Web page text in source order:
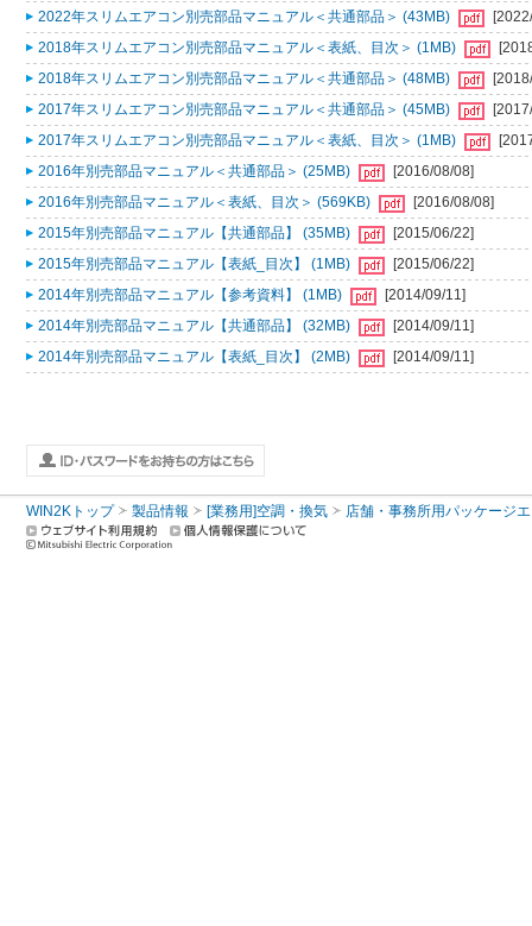
2022年スリムエアコン別売部品マニュアル＜共通部品＞ (43MB)
2018年スリムエアコン別売部品マニュアル＜表紙、目次＞ (1MB)
2018年スリムエアコン別売部品マニュアル＜共通部品＞ (48MB)
2017年スリムエアコン別売部品マニュアル＜共通部品＞ (45MB)
2017年スリムエアコン別売部品マニュアル＜表紙、目次＞ (1MB)
2016年別売部品マニュアル＜共通部品＞ (25MB)
[2016/08/08]
2016年別売部品マニュアル＜表紙、目次＞ (569KB)
[2016/08/08]
2015年別売部品マニュアル【共通部品】 (35MB)
[2015/06/22]
2015年別売部品マニュアル【表紙_目次】 (1MB)
[2015/06/22]
2014年別売部品マニュアル【参考資料】 (1MB)
[2014/09/11]
2014年別売部品マニュアル【共通部品】 (32MB)
[2014/09/11]
2014年別売部品マニュアル【表紙_目次】 (2MB)
[2014/09/11]
WIN2Kトップ 製品情報 [業務用]空調・換気 店舗・事務所用パッケージ